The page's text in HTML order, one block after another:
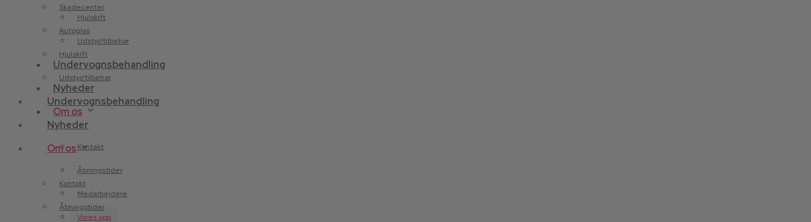
Hjulskift
Udstyr/tilbehør
Undervognsbehandling
Nyheder
Om os
Kontakt
Åbningstider
Medarbejdere
Vores app
Skadecenter
Autoglas
Hjulskift
Udstyr/tilbehør
Undervognsbehandling
Nyheder
Om os
Kontakt
Åbningstider